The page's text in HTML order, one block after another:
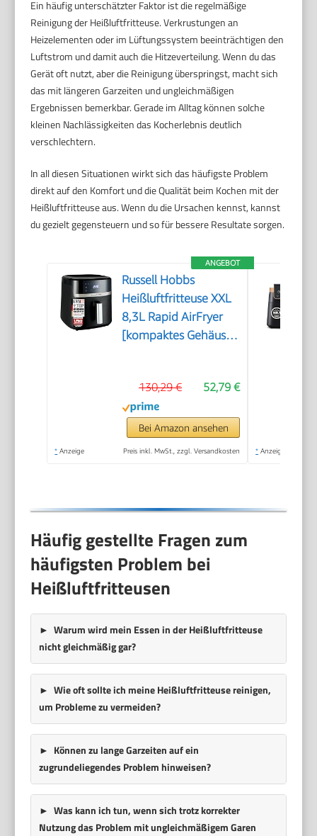
Ein häufig unterschätzter Faktor ist die regelmäßige
Reinigung der Heißluftfritteuse. Verkrustungen an
Heizelementen oder im Lüftungssystem beeinträchtigen den
Luftstrom und damit auch die Hitzeverteilung. Wenn du das
Gerät oft nutzt, aber die Reinigung überspringst, macht sich
das mit längeren Garzeiten und ungleichmäßigen
Ergebnissen bemerkbar. Gerade im Alltag können solche
kleinen Nachlässigkeiten das Kocherlebnis deutlich
verschlechtern.
In all diesen Situationen wirkt sich das häufigste Problem
direkt auf den Komfort und die Qualität beim Kochen mit der
Heißluftfritteuse aus. Wenn du die Ursachen kennst, kannst
du gezielt gegensteuern und so für bessere Resultate sorgen.
ANGEBOT
Russell Hobbs
Heißluftfritteuse XXL
8,3L Rapid AirFryer
[kompaktes Gehäuse,
Programme,
spülmaschinenfest,
Fritteuse ohne Öl,
TouchScreen,Grillen,Backen)
52,79 €
130,29 €
Bei Amazon ansehen
* Anzeige Preis inkl. MwSt., zzgl. Versandkosten * Anzeige
Häufig gestellte Fragen zum
häufigsten Problem bei
Heißluftfritteusen
Warum wird mein Essen in der Heißluftfritteuse
nicht gleichmäßig gar?
Wie oft sollte ich meine Heißluftfritteuse reinigen,
um Probleme zu vermeiden?
Können zu lange Garzeiten auf ein
zugrundeliegendes Problem hinweisen?
Was kann ich tun, wenn sich trotz korrekter
Nutzung das Problem mit ungleichmäßigem Garen